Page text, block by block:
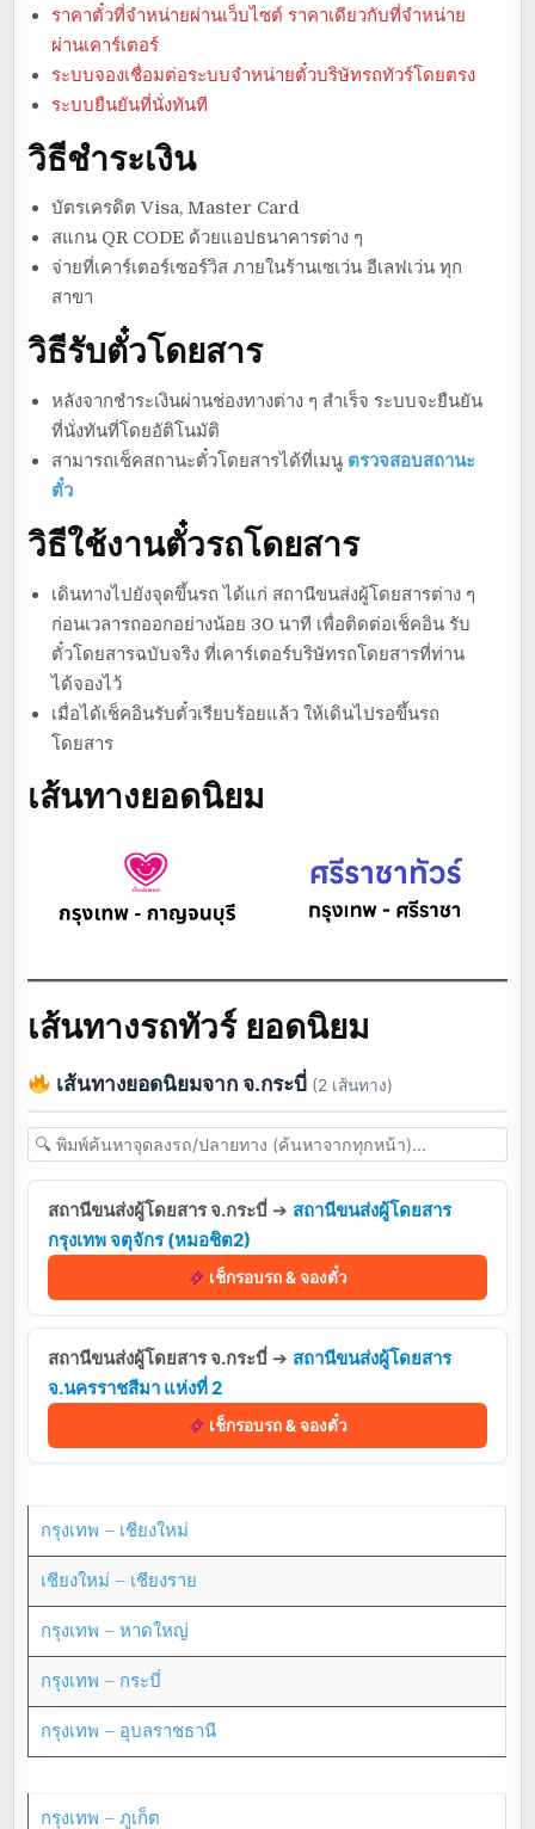
ราคาตั๋วที่จำหน่ายผ่านเว็บไซต์ ราคาเดียวกับที่จำหน่าย
ผ่านเคาร์เตอร์
ระบบจองเชื่อมต่อระบบจำหน่ายตั๋วบริษัทรถทัวร์โดยตรง
ระบบยืนยันที่นั่งทันที
วิธีชำระเงิน
บัตรเครดิต Visa, Master Card
สแกน QR CODE ด้วยแอปธนาคารต่าง ๆ
จ่ายที่เคาร์เตอร์เซอร์วิส ภายในร้านเซเว่น อีเลฟเว่น ทุก
สาขา
วิธีรับตั๋วโดยสาร
หลังจากชำระเงินผ่านช่องทางต่าง ๆ สำเร็จ ระบบจะยืนยัน
ที่นั่งทันที่โดยอัติโนมัติ
สามารถเช็คสถานะตั๋วโดยสารได้ที่เมนู ตรวจสอบสถานะ
ตั๋ว
วิธีใช้งานตั๋วรถโดยสาร
เดินทางไปยังจุดขึ้นรถ ได้แก่ สถานีขนส่งผู้โดยสารต่าง ๆ
ก่อนเวลารถออกอย่างน้อย 30 นาที เพื่อติดต่อเช็คอิน รับ
ตั๋วโดยสารฉบับจริง ที่เคาร์เตอร์บริษัทรถโดยสารที่ท่าน
ได้จองไว้
เมื่อได้เช็คอินรับตั๋วเรียบร้อยแล้ว ให้เดินไปรอขึ้นรถ
โดยสาร
เส้นทางยอดนิยม
เส้นทางรถทัวร์ ยอดนิยม
เส้นทางยอดนิยมจาก จ.กระบี่ (2 เส้นทาง)
สถานีขนส่งผู้โดยสาร จ.กระบี่ ➔ สถานีขนส่งผู้โดยสาร
กรุงเทพ จตุจักร (หมอชิต2)
เช็กรอบรถ & จองตั๋ว
สถานีขนส่งผู้โดยสาร จ.กระบี่ ➔ สถานีขนส่งผู้โดยสาร
จ.นครราชสีมา แห่งที่ 2
เช็กรอบรถ & จองตั๋ว
กรุงเทพ – เชียงใหม่
เชียงใหม่ – เชียงราย
กรุงเทพ – หาดใหญ่
กรุงเทพ – กระบี่
กรุงเทพ – อุบลราชธานี
กรุงเทพ – ภูเก็ต